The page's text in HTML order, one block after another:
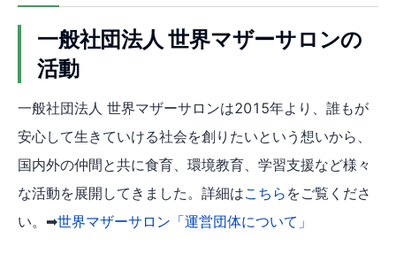
一般社団法人 世界マザーサロンの
活動
一般社団法人 世界マザーサロンは2015年より、誰もが
安心して生きていける社会を創りたいという想いから、
国内外の仲間と共に食育、環境教育、学習支援など様々
な活動を展開してきました。詳細はこちら をご覧くださ
い。➡世界マザーサロン「運営団体について」